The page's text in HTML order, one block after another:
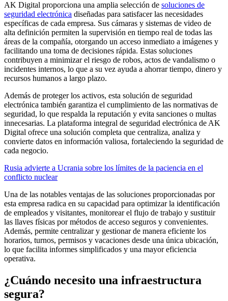
AK Digital proporciona una amplia selección de soluciones de
seguridad electrónica diseñadas para satisfacer las necesidades
específicas de cada empresa. Sus cámaras y sistemas de video de
alta definición permiten la supervisión en tiempo real de todas las
áreas de la compañía, otorgando un acceso inmediato a imágenes y
facilitando una toma de decisiones rápida. Estas soluciones
contribuyen a minimizar el riesgo de robos, actos de vandalismo o
incidentes internos, lo que a su vez ayuda a ahorrar tiempo, dinero y
recursos humanos a largo plazo.
Además de proteger los activos, esta solución de seguridad
electrónica también garantiza el cumplimiento de las normativas de
seguridad, lo que respalda la reputación y evita sanciones o multas
innecesarias. La plataforma integral de seguridad electrónica de AK
Digital ofrece una solución completa que centraliza, analiza y
convierte datos en información valiosa, fortaleciendo la seguridad de
cada negocio.
Rusia advierte a Ucrania sobre los límites de la paciencia en el
conflicto nuclear
Una de las notables ventajas de las soluciones proporcionadas por
esta empresa radica en su capacidad para optimizar la identificación
de empleados y visitantes, monitorear el flujo de trabajo y sustituir
las llaves físicas por métodos de acceso seguros y convenientes.
Además, permite centralizar y gestionar de manera eficiente los
horarios, turnos, permisos y vacaciones desde una única ubicación,
lo que facilita informes simplificados y una mayor eficiencia
operativa.
¿Cuándo necesito una infraestructura
segura?